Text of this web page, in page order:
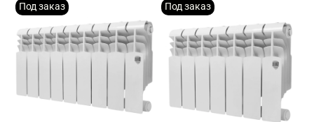
Под заказ Под заказ